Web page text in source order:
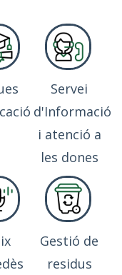
Servei
d'Informació
i atenció a
les dones
Gestió de
residus